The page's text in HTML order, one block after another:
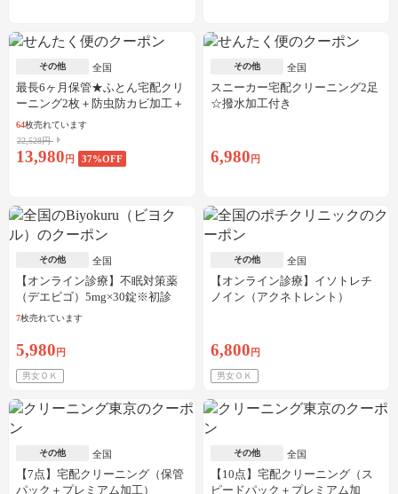
その他 全国
最長6ヶ月保管★ふとん宅配クリ
ーニング2枚＋防虫防カビ加工＋
しみ抜き
64枚売れています
22,528円
13,980 円 37%OFF
その他 全国
スニーカー宅配クリーニング2足
☆撥水加工付き
6,980 円
その他 全国
【オンライン診療】不眠対策薬
（デエビゴ）5mg×30錠※初診
料・送料込
7枚売れています
5,980 円
男女ＯＫ
その他 全国
【オンライン診療】イソトレチ
ノイン（アクネトレント）
6,800 円
男女ＯＫ
その他 全国
【7点】宅配クリーニング（保管
パック＋プレミアム加工）
その他 全国
【10点】宅配クリーニング（ス
ピードパック＋プレミアム加